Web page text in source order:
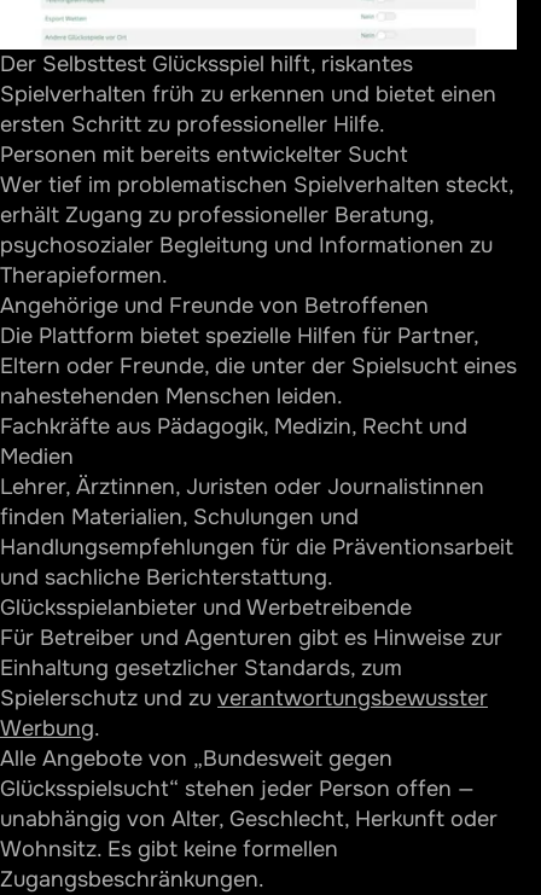
Der Selbsttest Glücksspiel hilft, riskantes
Spielverhalten früh zu erkennen und bietet einen
ersten Schritt zu professioneller Hilfe.
Personen mit bereits entwickelter Sucht
Wer tief im problematischen Spielverhalten steckt,
erhält Zugang zu professioneller Beratung,
psychosozialer Begleitung und Informationen zu
Therapieformen.
Angehörige und Freunde von Betroffenen
Die Plattform bietet spezielle Hilfen für Partner,
Eltern oder Freunde, die unter der Spielsucht eines
nahestehenden Menschen leiden.
Fachkräfte aus Pädagogik, Medizin, Recht und
Medien
Lehrer, Ärztinnen, Juristen oder Journalistinnen
finden Materialien, Schulungen und
Handlungsempfehlungen für die Präventionsarbeit
und sachliche Berichterstattung.
Glücksspielanbieter und Werbetreibende
Für Betreiber und Agenturen gibt es Hinweise zur
Einhaltung gesetzlicher Standards, zum
Spielerschutz und zu verantwortungsbewusster
Werbung.
Alle Angebote von „Bundesweit gegen
Glücksspielsucht“ stehen jeder Person offen —
unabhängig von Alter, Geschlecht, Herkunft oder
Wohnsitz. Es gibt keine formellen
Zugangsbeschränkungen.